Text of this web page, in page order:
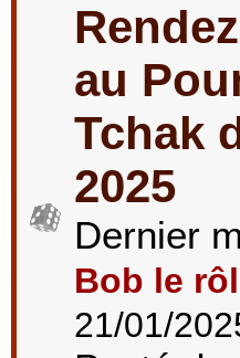
au
Tchak
2025
Dernier
Bob le
21/01/